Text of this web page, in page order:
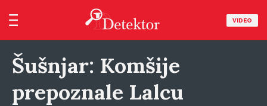
VIDEO
Šušnjar: Komšije
prepoznale Lalcu